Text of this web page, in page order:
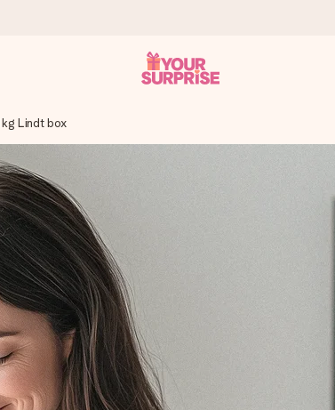
is - zodat jij kunt geven op precies het juiste
4,7 op Google Reviews
of een boodschap die raakt. Zonder gedoe, maar
Lindt box